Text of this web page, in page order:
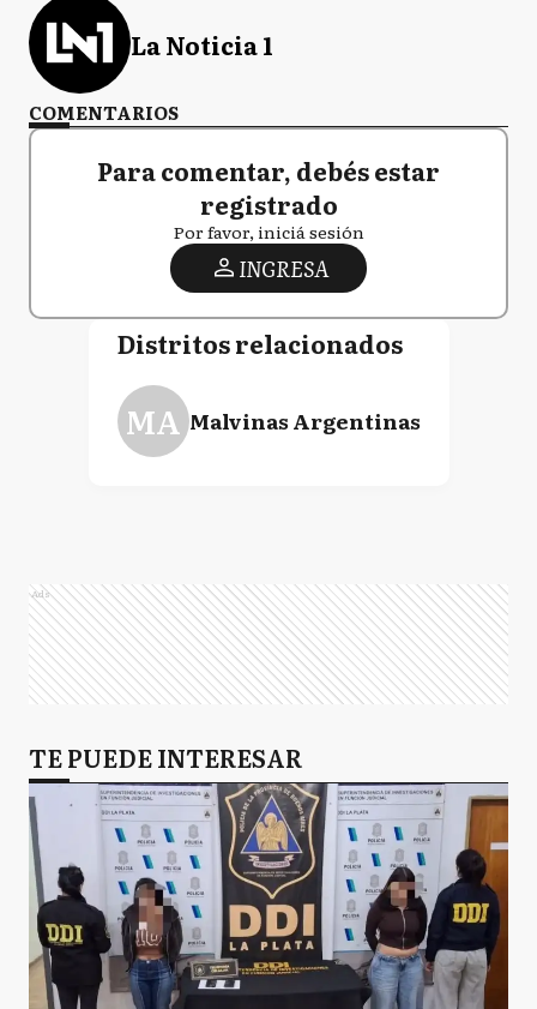
La Noticia 1
COMENTARIOS
Para comentar, debés estar
registrado
Por favor, iniciá sesión
INGRESA
Distritos relacionados
MA Malvinas Argentinas
Ads
TE PUEDE INTERESAR